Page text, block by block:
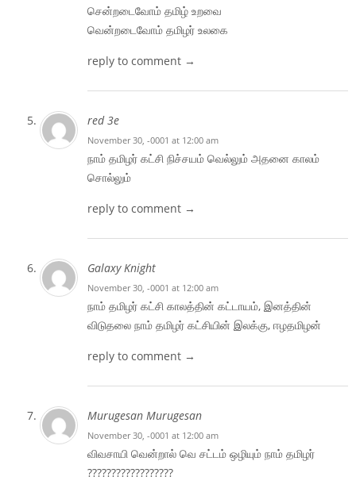
சென்றடைவோம் தமிழ் உறவை
வென்றடைவோம் தமிழர் உலகை
reply to comment →
red 3e
November 30, -0001 at 12:00 am
நாம் தமிழர் கட்சி நிச்சயம் வெல்லும் அதனை காலம்
சொல்லும்
reply to comment →
Galaxy Knight
November 30, -0001 at 12:00 am
நாம் தமிழர் கட்சி காலத்தின் கட்டாயம், இனத்தின்
விடுதலை நாம் தமிழர் கட்சியின் இலக்கு, ஈழதமிழன்
reply to comment →
Murugesan Murugesan
November 30, -0001 at 12:00 am
விவசாயி வென்றால் வெ சட்டம் ஒழியும் நாம் தமிழர்
??????????????????